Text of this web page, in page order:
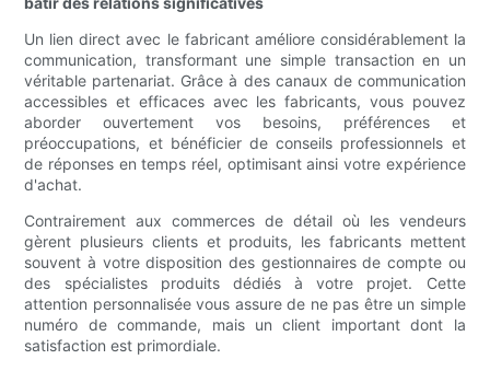
Un lien direct avec le fabricant améliore considérablement la
communication, transformant une simple transaction en un
véritable partenariat. Grâce à des canaux de communication
accessibles et efficaces avec les fabricants, vous pouvez
aborder ouvertement vos besoins, préférences et
préoccupations, et bénéficier de conseils professionnels et
de réponses en temps réel, optimisant ainsi votre expérience
d'achat.
Contrairement aux commerces de détail où les vendeurs
gèrent plusieurs clients et produits, les fabricants mettent
souvent à votre disposition des gestionnaires de compte ou
des spécialistes produits dédiés à votre projet. Cette
attention personnalisée vous assure de ne pas être un simple
numéro de commande, mais un client important dont la
satisfaction est primordiale.